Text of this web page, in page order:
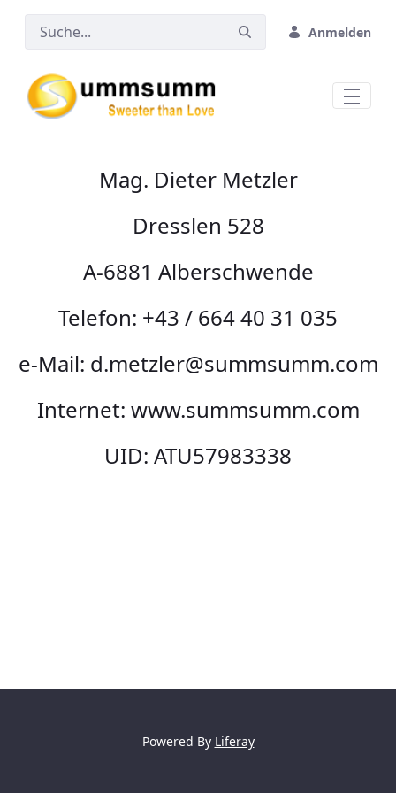
Zum Hauptinhalt springen
Anmelden
Mag. Dieter Metzler
Dresslen 528
A-6881 Alberschwende
Telefon: +43 / 664 40 31 035
e-Mail: d.metzler@summsumm.com
Internet: www.summsumm.com
UID: ATU57983338
Powered By Liferay